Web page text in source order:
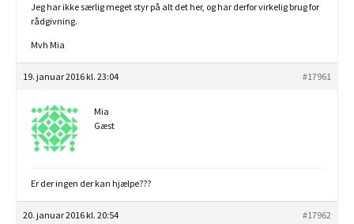
Jeg har ikke særlig meget styr på alt det her, og har derfor virkelig brug for
rådgivning.
Mvh Mia
19. januar 2016 kl. 23:04 #17961
Mia
Gæst
Er der ingen der kan hjælpe???
20. januar 2016 kl. 20:54 #17962